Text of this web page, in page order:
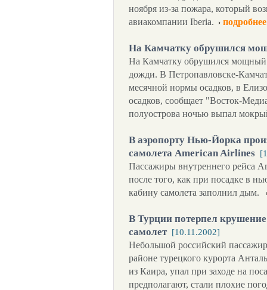
ноября из-за пожара, который
авиакомпании Iberia.
подробнее
На Камчатку обрушился
На Камчатку обрушился
дожди. В Петропавловске-
месячной нормы осадков, в
осадков, сообщает "Восток-
полуострова ночью выпал
В аэропорту Нью-Йорка
самолета American Airlines
Пассажиры внутреннего рейса
после того, как при посадке в
кабину самолета заполнил дым.
В Турции потерпел
самолет [10.11.2002]
Небольшой российский
районе турецкого курорта
из Каира, упал при заходе на
предполагают, стали плохие